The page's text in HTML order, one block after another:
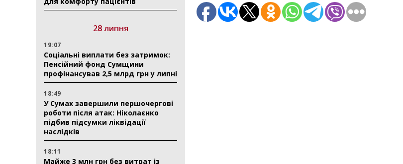
28 липня
19:07
Соціальні виплати без затримок:
Пенсійний фонд Сумщини
профінансував 2,5 млрд грн у липні
18:49
У Сумах завершили першочергові
роботи після атак: Ніколаєнко
підбив підсумки ліквідації
наслідків
18:11
Майже 3 млн грн без витрат із